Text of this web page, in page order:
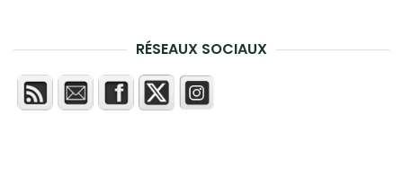
RÉSEAUX SOCIAUX